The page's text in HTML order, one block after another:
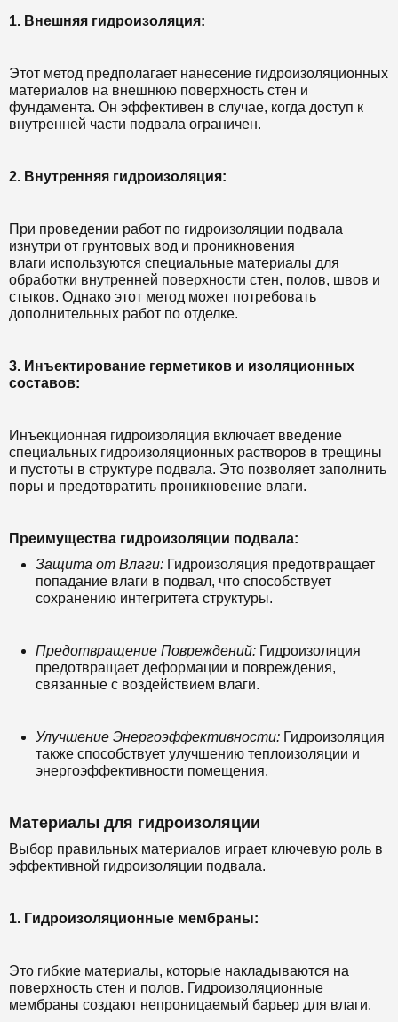
1. Внешняя гидроизоляция:
Этот метод предполагает нанесение гидроизоляционных
материалов на внешнюю поверхность стен и
фундамента. Он эффективен в случае, когда доступ к
внутренней части подвала ограничен.
2. Внутренняя гидроизоляция:
При проведении работ по гидроизоляции подвала
изнутри от грунтовых вод и проникновения
влаги используются специальные материалы для
обработки внутренней поверхности стен, полов, швов и
стыков. Однако этот метод может потребовать
дополнительных работ по отделке.
3. Инъектирование герметиков и изоляционных
составов:
Инъекционная гидроизоляция включает введение
специальных гидроизоляционных растворов в трещины
и пустоты в структуре подвала. Это позволяет заполнить
поры и предотвратить проникновение влаги.
Преимущества гидроизоляции подвала:
Защита от Влаги: Гидроизоляция предотвращает
попадание влаги в подвал, что способствует
сохранению интегритета структуры.
Предотвращение Повреждений: Гидроизоляция
предотвращает деформации и повреждения,
связанные с воздействием влаги.
Улучшение Энергоэффективности: Гидроизоляция
также способствует улучшению теплоизоляции и
энергоэффективности помещения.
Материалы для гидроизоляции
Выбор правильных материалов играет ключевую роль в
эффективной гидроизоляции подвала.
1. Гидроизоляционные мембраны:
Это гибкие материалы, которые накладываются на
поверхность стен и полов. Гидроизоляционные
мембраны создают непроницаемый барьер для влаги.